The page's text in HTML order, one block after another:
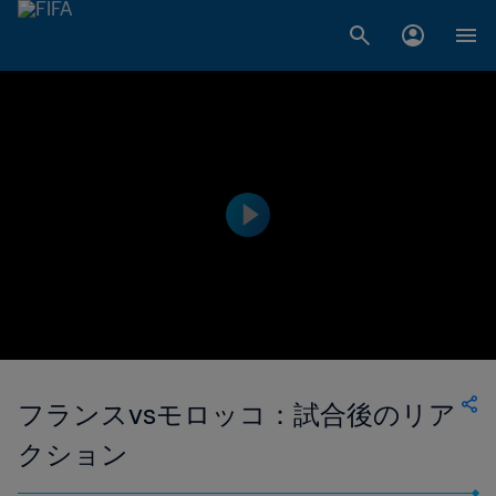
フランスvsモロッコ：試合後のリア
クション